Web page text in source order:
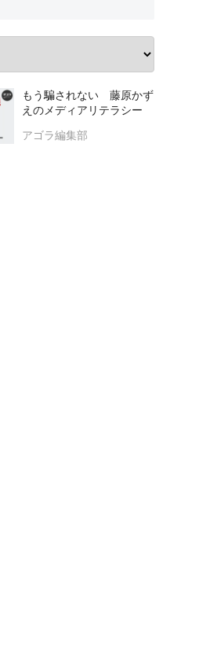
もう騙されない 藤原かず
えのメディアリテラシー
アゴラ編集部